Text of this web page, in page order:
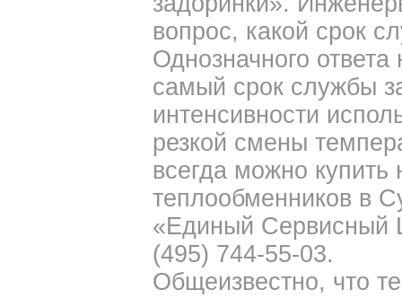
вопрос, какой срок
Однозначного ответа
самый срок службы
интенсивности
резкой смены
всегда можно
теплообменников в
«Единый Сервисный
(495) 744-55-03.
Общеизвестно, что